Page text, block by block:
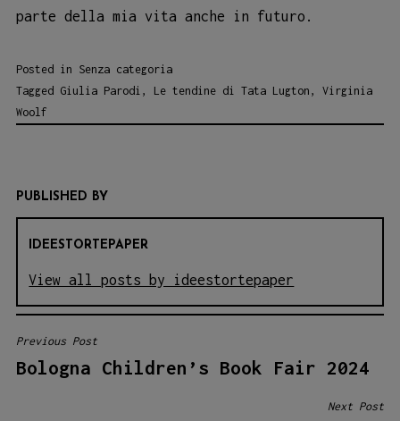
parte della mia vita anche in futuro.
Posted in Senza categoria
Tagged Giulia Parodi , Le tendine di Tata Lugton , Virginia
Woolf
PUBLISHED BY
IDEESTORTEPAPER
View all posts by ideestortepaper
NAVIGAZIONE
ARTICOLI
Previous Post
Bologna Children’s Book Fair 2024
Next Post